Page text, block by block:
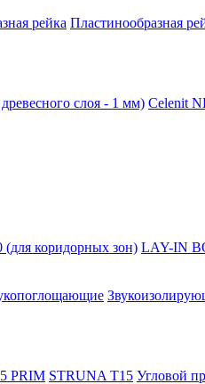
рейка Пластинообразная
слоя - 1 мм) Celenit
(для коридорных зон) LAY-IN
PRIM STRUNA Т15 Угловой